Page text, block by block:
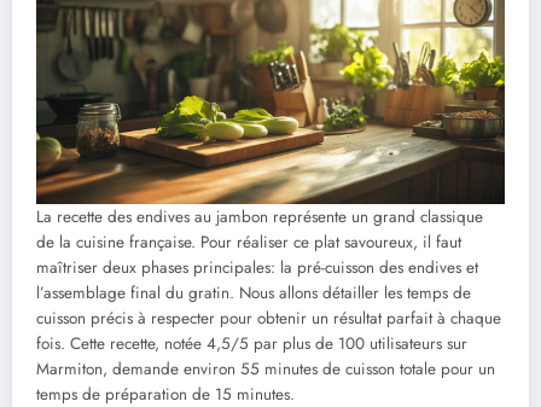
La recette des endives au jambon représente un grand classique
de la cuisine française. Pour réaliser ce plat savoureux, il faut
maîtriser deux phases principales: la pré-cuisson des endives et
l’assemblage final du gratin. Nous allons détailler les temps de
cuisson précis à respecter pour obtenir un résultat parfait à chaque
fois. Cette recette, notée 4,5/5 par plus de 100 utilisateurs sur
Marmiton, demande environ 55 minutes de cuisson totale pour un
temps de préparation de 15 minutes.